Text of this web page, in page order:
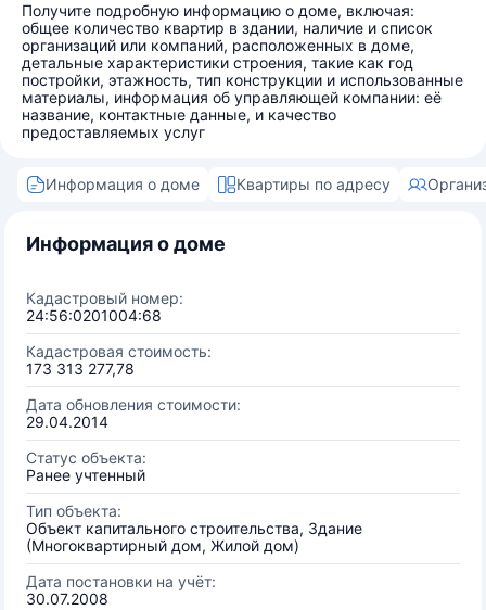
Получите подробную информацию о доме, включая:
общее количество квартир в здании, наличие и список
организаций или компаний, расположенных в доме,
детальные характеристики строения, такие как год
постройки, этажность, тип конструкции и использованные
материалы, информация об управляющей компании: её
название, контактные данные, и качество
предоставляемых услуг
Информация о доме Квартиры по адресу
Информация о доме
Кадастровый номер:
24:56:0201004:68
Кадастровая стоимость:
173 313 277,78
Дата обновления стоимости:
29.04.2014
Статус объекта:
Ранее учтенный
Тип объекта:
Объект капитального строительства, Здание
(Многоквартирный дом, Жилой дом)
Дата постановки на учёт:
30.07.2008